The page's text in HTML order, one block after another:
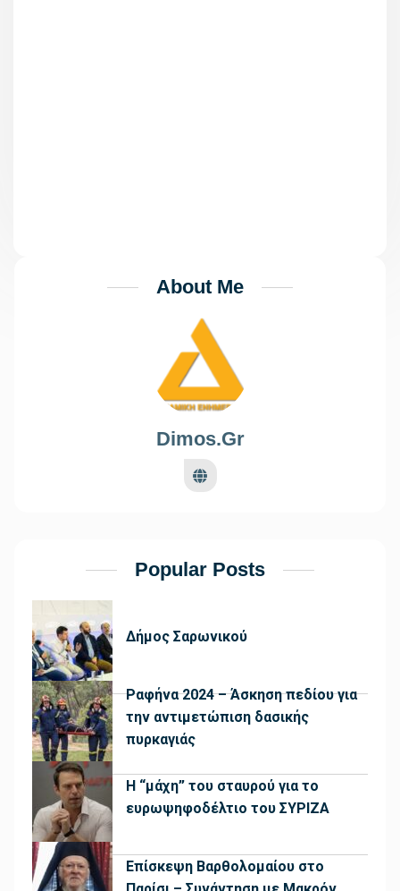
About Me
Dimos.gr
Popular Posts
Δήμος Σαρωνικού
Ραφήνα 2024 – Άσκηση πεδίου για
την αντιμετώπιση δασικής
πυρκαγιάς
Η “μάχη” του σταυρού για το
ευρωψηφοδέλτιο του ΣΥΡΙΖΑ
Επίσκεψη Βαρθολομαίου στο